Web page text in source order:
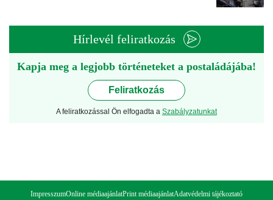
Hírlevél feliratkozás
Kapja meg a legjobb történeteket a postaládájába!
Feliratkozás
A feliratkozással Ön elfogadta a Szabályzatunkat
ImpresszumOnline médiaajánlatPrint médiaajánlatAdatvédelmi tájékoztató